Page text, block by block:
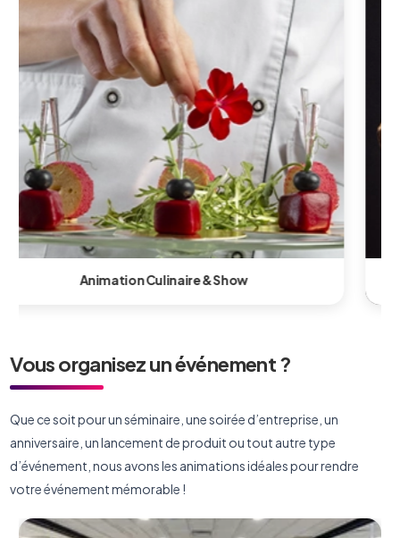
Animation Technologique & Innovante
Vous organisez un événement ?
Que ce soit pour un séminaire, une soirée d’entreprise, un
anniversaire, un lancement de produit ou tout autre type
d’événement, nous avons les animations idéales pour rendre
votre événement mémorable !